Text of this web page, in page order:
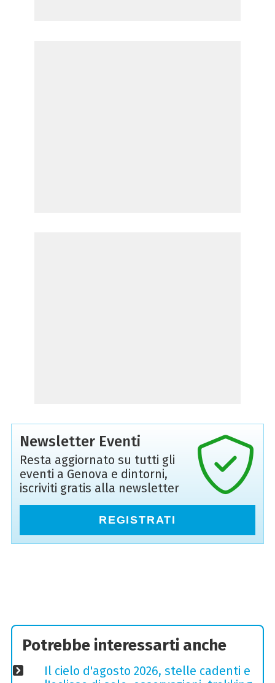
Newsletter Eventi
Resta aggiornato su tutti gli
eventi a Genova e dintorni,
iscriviti gratis alla newsletter
REGISTRATI
Potrebbe interessarti anche
Il cielo d'agosto 2026, stelle cadenti e